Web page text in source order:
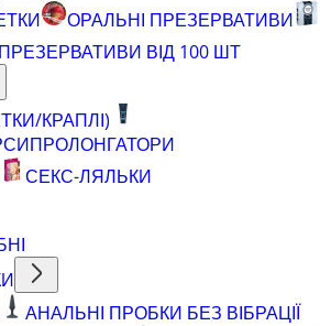
ОРАЛЬНІ ПРЕЗЕРВАТИВИ
ПРЕЗЕРВАТИВИ ВІД 100 ШТ
КРАПЛІ)
ПРОЛОНГАТОРИ
СЕКС-ЛЯЛЬКИ
АНАЛЬНІ ПРОБКИ БЕЗ ВІБРАЦІЇ